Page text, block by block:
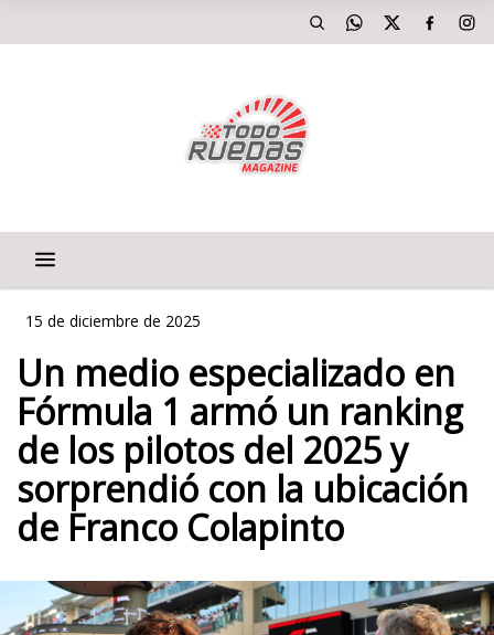
15 de diciembre de 2025
Un medio especializado en
Fórmula 1 armó un ranking
de los pilotos del 2025 y
sorprendió con la ubicación
de Franco Colapinto